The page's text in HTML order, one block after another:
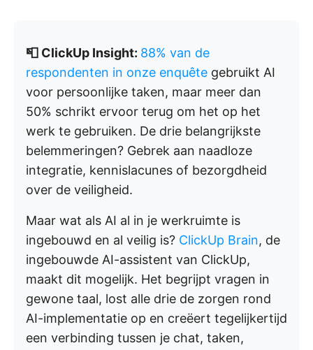
📮 ClickUp Insight: 88% van de
respondenten in onze enquête gebruikt AI
voor persoonlijke taken, maar meer dan
50% schrikt ervoor terug om het op het
werk te gebruiken. De drie belangrijkste
belemmeringen? Gebrek aan naadloze
integratie, kennislacunes of bezorgdheid
over de veiligheid.
Maar wat als AI al in je werkruimte is
ingebouwd en al veilig is? ClickUp Brain, de
ingebouwde AI-assistent van ClickUp,
maakt dit mogelijk. Het begrijpt vragen in
gewone taal, lost alle drie de zorgen rond
AI-implementatie op en creëert tegelijkertijd
een verbinding tussen je chat, taken,